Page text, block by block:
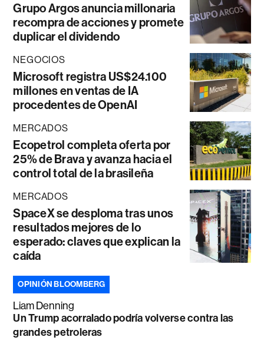
Grupo Argos anuncia millonaria
recompra de acciones y promete
duplicar el dividendo
NEGOCIOS
Microsoft registra US$24.100
millones en ventas de IA
procedentes de OpenAI
MERCADOS
Ecopetrol completa oferta por
25% de Brava y avanza hacia el
control total de la brasileña
MERCADOS
SpaceX se desploma tras unos
resultados mejores de lo
esperado: claves que explican la
caída
OPINIÓN BLOOMBERG
Liam Denning
Un Trump acorralado podría volverse contra las
grandes petroleras